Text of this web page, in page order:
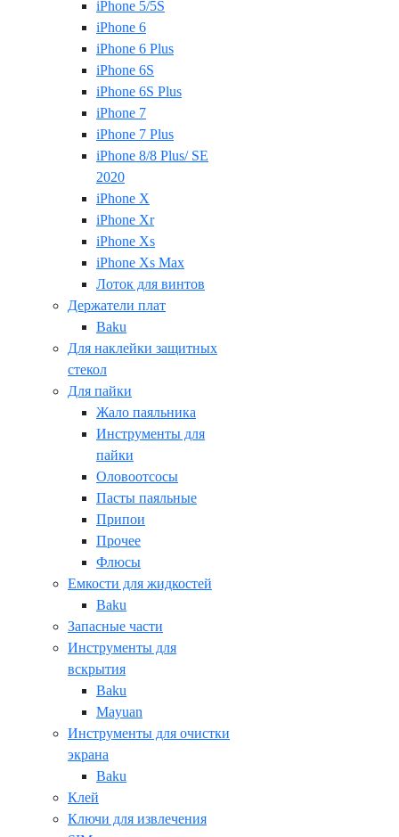
iPhone 5/5S
iPhone 6
iPhone 6 Plus
iPhone 6S
iPhone 6S Plus
iPhone 7
iPhone 7 Plus
iPhone 8/8 Plus/ SE
2020
iPhone X
iPhone Xr
iPhone Xs
iPhone Xs Max
Лоток для винтов
Держатели плат
Baku
Для наклейки защитных
стекол
Для пайки
Жало паяльника
Инструменты для
пайки
Оловоотсосы
Пасты паяльные
Припои
Прочее
Флюсы
Емкости для жидкостей
Baku
Запасные части
Инструменты для
вскрытия
Baku
Mayuan
Инструменты для очистки
экрана
Baku
Клей
Ключи для извлечения